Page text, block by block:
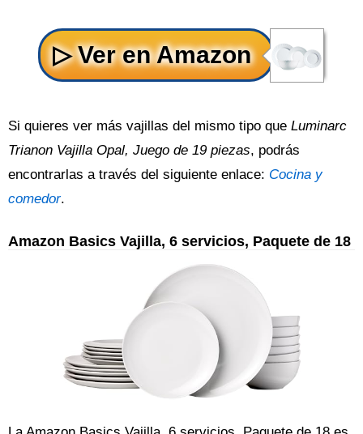
Si quieres ver más vajillas del mismo tipo que Luminarc
Trianon Vajilla Opal, Juego de 19 piezas, podrás
encontrarlas a través del siguiente enlace: Cocina y
comedor.
Amazon Basics Vajilla, 6 servicios, Paquete de 18